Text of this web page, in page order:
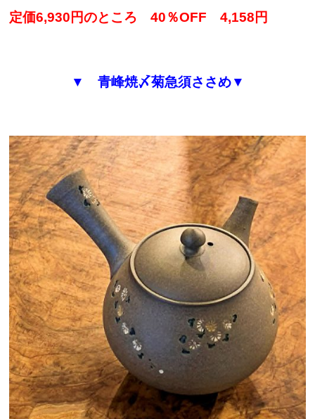
定価6,930円のところ 40％OFF 4,158円
▼ 青峰焼〆菊急須ささめ▼